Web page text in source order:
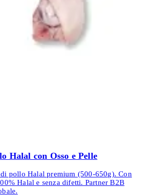
Halal con Osso e Pelle
pollo Halal premium (500-650g). Con
Halal e senza difetti. Partner B2B